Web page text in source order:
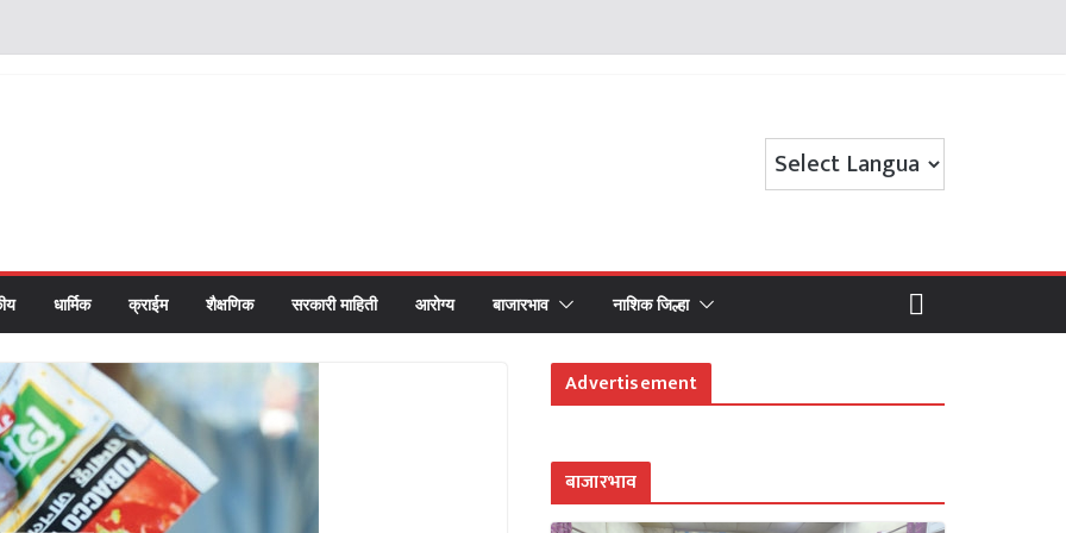
धार्मिक क्राईम शैक्षणिक सरकारी माहिती आरोग्य बाजारभाव नाशिक जिल्हा
Advertisement
बाजारभाव